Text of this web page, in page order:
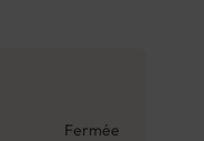
Fermée